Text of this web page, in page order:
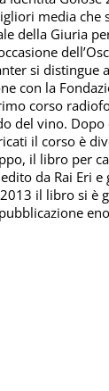
media che
della Giuria
si distingue
con la
corso
del vino. Dopo
il corso è
il libro per
da Rai Eri
il libro si è